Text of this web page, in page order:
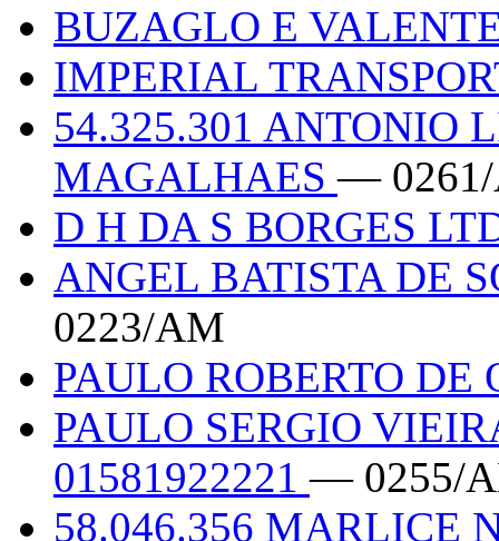
BUZAGLO E
IMPERIAL
54.325.301 ANTONIO
MAGALHAES—
D H DA S BORGES
ANGEL BATISTA DE
0223/AM
PAULO ROBERTO
PAULO SERGIO
01581922221— 0255/
58.046.356 MARLICE